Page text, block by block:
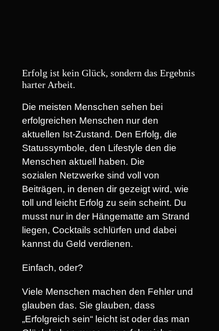
Erfolg ist kein Glück, sondern das Ergebnis
harter Arbeit.
Die meisten Menschen sehen bei
erfolgreichen Menschen nur den
aktuellen Ist-Zustand. Den Erfolg, die
Statussymbole, den Lifestyle den die
Menschen aktuell haben. Die
sozialen Netzwerke sind voll von
Beiträgen, in denen dir gezeigt wird, wie
toll und leicht Erfolg zu sein scheint. Du
musst nur in der Hängematte am Strand
liegen, Cocktails schlürfen und dabei
kannst du Geld verdienen.
Einfach, oder?
Viele Menschen machen den Fehler und
glauben das. Sie glauben, dass
„Erfolgreich sein“ leicht ist oder das man